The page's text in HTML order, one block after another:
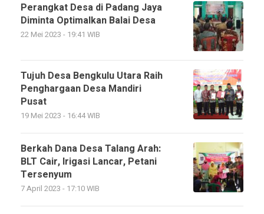
Perangkat Desa di Padang Jaya
Diminta Optimalkan Balai Desa
22 Mei 2023 - 19:41 WIB
Tujuh Desa Bengkulu Utara Raih
Penghargaan Desa Mandiri
Pusat
19 Mei 2023 - 16:44 WIB
Berkah Dana Desa Talang Arah:
BLT Cair, Irigasi Lancar, Petani
Tersenyum
7 April 2023 - 17:10 WIB